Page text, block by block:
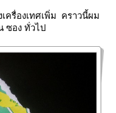
ครื่องเทศเพิ่ม คราวนี้ผม
ซอง ทั่วไป